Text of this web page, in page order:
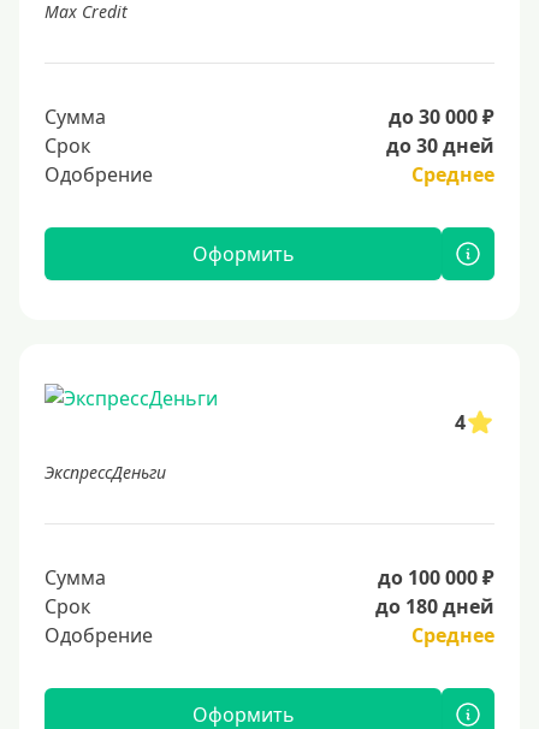
Max Credit
Сумма
до 30 000 ₽
Срок
до 30 дней
Одобрение
Среднее
Оформить
4
ЭкспрессДеньги
Сумма
до 100 000 ₽
Срок
до 180 дней
Одобрение
Среднее
Оформить